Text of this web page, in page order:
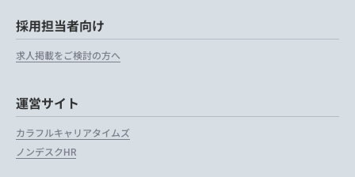
採用担当者向け
求人掲載をご検討の方へ
運営サイト
カラフルキャリアタイムズ
ノンデスクHR